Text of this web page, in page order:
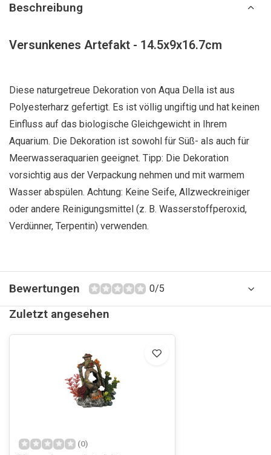
Beschreibung
Versunkenes Artefakt - 14.5x9x16.7cm
Diese naturgetreue Dekoration von Aqua Della ist aus
Polyesterharz gefertigt. Es ist völlig ungiftig und hat keinen
Einfluss auf das biologische Gleichgewicht in Ihrem
Aquarium. Die Dekoration ist sowohl für Süß- als auch für
Meerwasseraquarien geeignet. Tipp: Die Dekoration
vorsichtig aus der Verpackung nehmen und mit warmem
Wasser abspülen. Achtung: Keine Seife, Allzweckreiniger
oder andere Reinigungsmittel (z. B. Wasserstoffperoxid,
Verdünner, Terpentin) verwenden.
Bewertungen 0/5
Zuletzt angesehen
(0)